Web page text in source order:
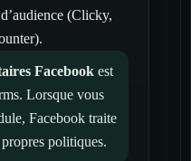
(Clicky,
Facebook est
Lorsque vous
Facebook traite
politiques.